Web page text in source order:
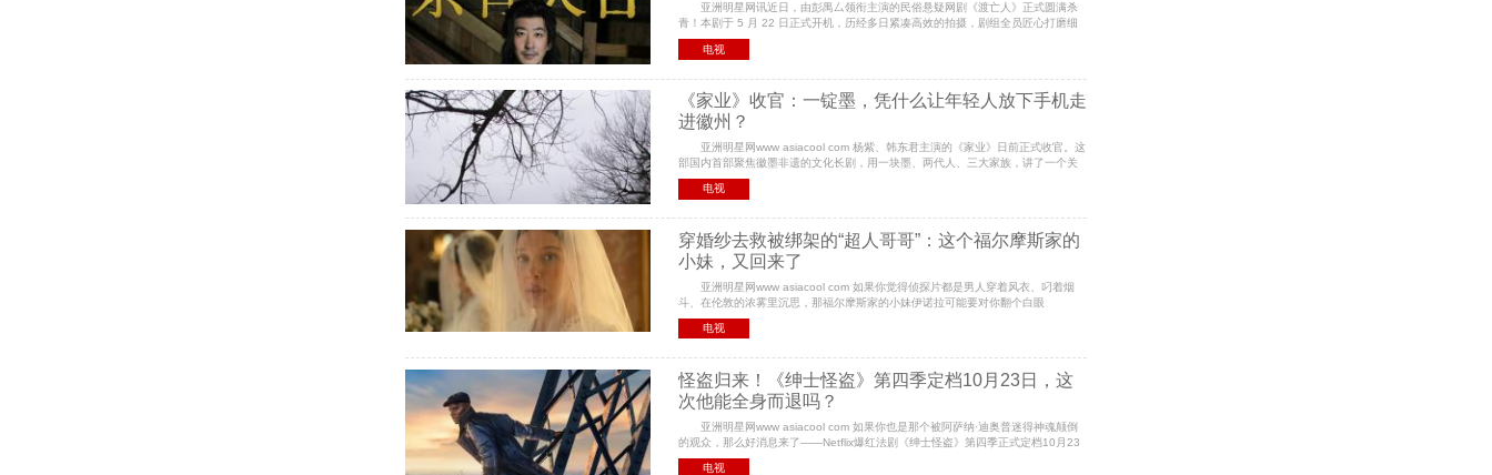
亚洲明星网讯近日，由彭禺厶领衔主演的民俗悬疑网剧《渡亡人》正式圆满杀
青！本剧于 5 月 22 日正式开机，历经多日紧凑高效的拍摄，剧组全员匠心打磨细
节、严控内容品质，顺利完成全部拍摄任务，正式进入
电视
《家业》收官：一锭墨，凭什么让年轻人放下手机走
进徽州？
亚洲明星网www asiacool com 杨紫、韩东君主演的《家业》日前正式收官。这
部国内首部聚焦徽墨非遗的文化长剧，用一块墨、两代人、三大家族，讲了一个关
于守业与传承的故事。 收视不算炸裂，热搜不算霸榜
电视
穿婚纱去救被绑架的“超人哥哥”：这个福尔摩斯家的
小妹，又回来了
亚洲明星网www asiacool com 如果你觉得侦探片都是男人穿着风衣、叼着烟
斗、在伦敦的浓雾里沉思，那福尔摩斯家的小妹伊诺拉可能要对你翻个白眼
了。 Netflix热门探案系列《福尔摩斯小姐3》日前发布了正式
电视
怪盗归来！《绅士怪盗》第四季定档10月23日，这
次他能全身而退吗？
亚洲明星网www asiacool com 如果你也是那个被阿萨纳·迪奥普迷得神魂颠倒
的观众，那么好消息来了——Netflix爆红法剧《绅士怪盗》第四季正式定档10月23
日。 从巴黎卢浮宫到埃菲尔铁塔，这位史上最迷人的
电视